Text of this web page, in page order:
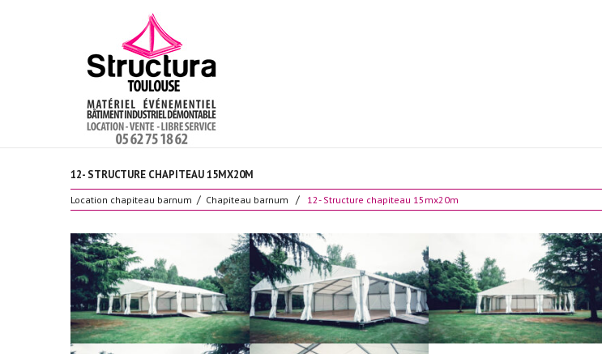
12- STRUCTURE CHAPITEAU 15MX20M
Location chapiteau barnum Chapiteau barnum 12- Structure chapiteau 15mx20m